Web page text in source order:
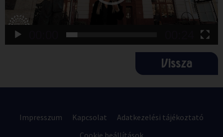
Vissza
Impresszum Kapcsolat
Adatkezelési tájékoztató
Cookie beállítások